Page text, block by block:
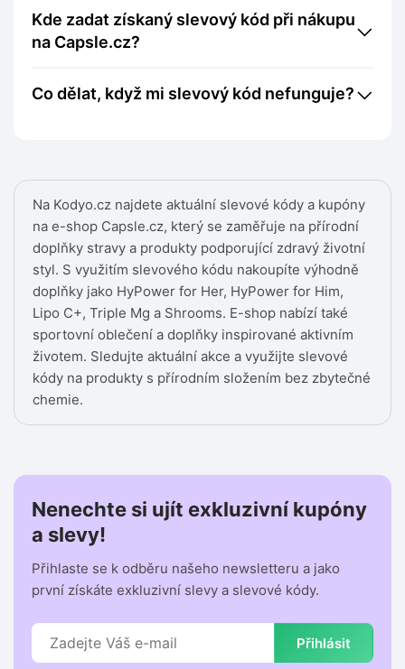
Na Kodyo.cz najdete aktuální slevové kódy a kupóny
na e-shop Capsle.cz, který se zaměřuje na přírodní
doplňky stravy a produkty podporující zdravý životní
styl. S využitím slevového kódu nakoupíte výhodně
doplňky jako HyPower for Her, HyPower for Him,
Lipo C+, Triple Mg a Shrooms. E-shop nabízí také
sportovní oblečení a doplňky inspirované aktivním
životem. Sledujte aktuální akce a využijte slevové
kódy na produkty s přírodním složením bez zbytečné
chemie.
Kde zadat získaný slevový kód při nákupu
na Capsle.cz?
Co dělat, když mi slevový kód nefunguje?
Nenechte si ujít exkluzivní kupóny
a slevy!
Přihlaste se k odběru našeho newsletteru a jako
první získáte exkluzivní slevy a slevové kódy.
Přihlásit